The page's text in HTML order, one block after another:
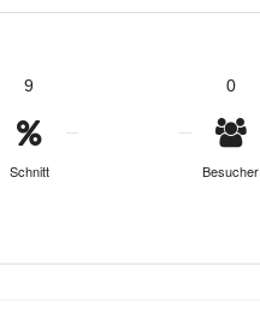
9
Schnitt
0
Besucher